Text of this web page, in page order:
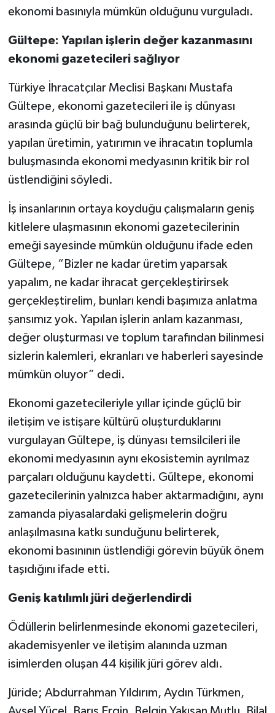
ekonomi basınıyla mümkün olduğunu vurguladı.
Gültepe: Yapılan işlerin değer kazanmasını
ekonomi gazetecileri sağlıyor
Türkiye İhracatçılar Meclisi Başkanı Mustafa
Gültepe, ekonomi gazetecileri ile iş dünyası
arasında güçlü bir bağ bulunduğunu belirterek,
yapılan üretimin, yatırımın ve ihracatın toplumla
buluşmasında ekonomi medyasının kritik bir rol
üstlendiğini söyledi.
İş insanlarının ortaya koyduğu çalışmaların geniş
kitlelere ulaşmasının ekonomi gazetecilerinin
emeği sayesinde mümkün olduğunu ifade eden
Gültepe, “Bizler ne kadar üretim yaparsak
yapalım, ne kadar ihracat gerçekleştirirsek
gerçekleştirelim, bunları kendi başımıza anlatma
şansımız yok. Yapılan işlerin anlam kazanması,
değer oluşturması ve toplum tarafından bilinmesi
sizlerin kalemleri, ekranları ve haberleri sayesinde
mümkün oluyor” dedi.
Ekonomi gazetecileriyle yıllar içinde güçlü bir
iletişim ve istişare kültürü oluşturduklarını
vurgulayan Gültepe, iş dünyası temsilcileri ile
ekonomi medyasının aynı ekosistemin ayrılmaz
parçaları olduğunu kaydetti. Gültepe, ekonomi
gazetecilerinin yalnızca haber aktarmadığını, aynı
zamanda piyasalardaki gelişmelerin doğru
anlaşılmasına katkı sunduğunu belirterek,
ekonomi basınının üstlendiği görevin büyük önem
taşıdığını ifade etti.
Geniş katılımlı jüri değerlendirdi
Ödüllerin belirlenmesinde ekonomi gazetecileri,
akademisyenler ve iletişim alanında uzman
isimlerden oluşan 44 kişilik jüri görev aldı.
Jüride; Abdurrahman Yıldırım, Aydın Türkmen,